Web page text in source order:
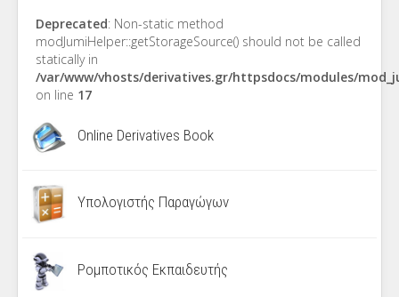
Deprecated: Non-static method
modJumiHelper::getStorageSource() should not be called
statically in
/var/www/vhosts/derivatives.gr/httpsdocs/modules/
on line 17
Online Derivatives Book
Υπολογιστής Παραγώγων
Ρομποτικός Εκπαιδευτής